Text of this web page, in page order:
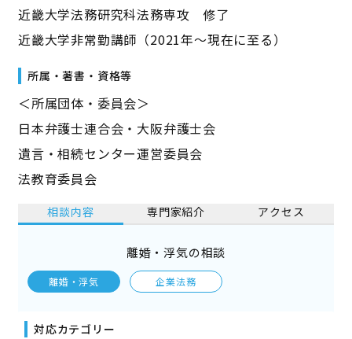
近畿大学法務研究科法務専攻 修了
近畿大学非常勤講師（2021年～現在に至る）
所属・著書・資格等
＜所属団体・委員会＞
日本弁護士連合会・大阪弁護士会
遺言・相続センター運営委員会
法教育委員会
相談内容 専門家紹介 アクセス
離婚・浮気の相談
離婚・浮気 企業法務
対応カテゴリー